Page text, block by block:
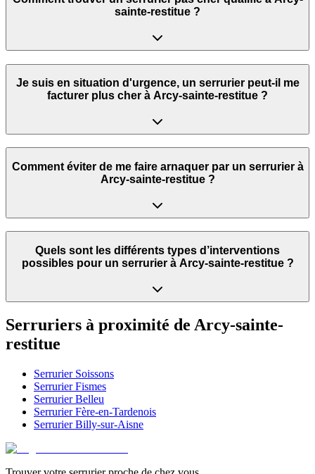
sainte-restitue ?
Je suis en situation d'urgence, un serrurier peut‑il me
facturer plus cher à Arcy-sainte-restitue ?
Comment éviter de me faire arnaquer par un serrurier à
Arcy-sainte-restitue ?
Quels sont les différents types d’interventions
possibles pour un serrurier à Arcy-sainte-restitue ?
Serruriers à proximité de Arcy-sainte-
restitue
Serrurier Soissons
SerrurierFismes
SerrurierBelleu
SerrurierFère-en-Tardenois
SerrurierBilly-sur-Aisne